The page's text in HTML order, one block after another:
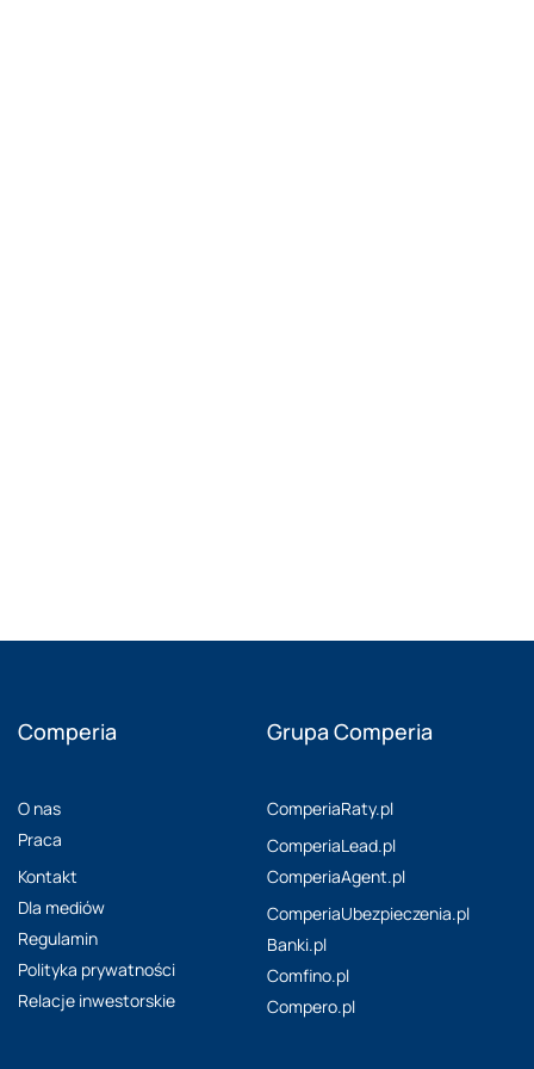
Comperia
O nas
Praca
Kontakt
Dla mediów
Regulamin
Polityka prywatności
Relacje inwestorskie
Grupa Comperia
ComperiaRaty.pl
ComperiaLead.pl
ComperiaAgent.pl
ComperiaUbezpieczenia.pl
Banki.pl
Comfino.pl
Compero.pl